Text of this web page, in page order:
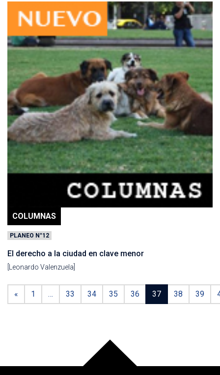
COLUMNAS
PLANEO N°12
El derecho a la ciudad en clave menor
[Leonardo Valenzuela]
« 1 … 33 34 35 36 37 38 39